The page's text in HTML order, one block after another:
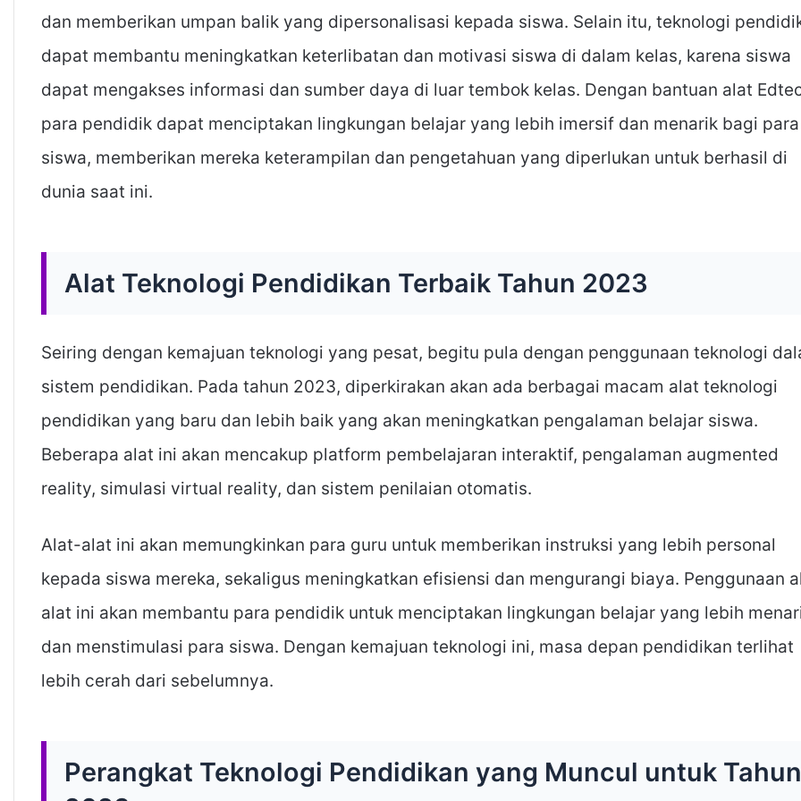
dan memberikan umpan balik yang dipersonalisasi kepada siswa. Selain itu, teknologi
dapat membantu meningkatkan keterlibatan dan motivasi siswa di dalam kelas, karena siswa
dapat mengakses informasi dan sumber daya di luar tembok kelas. Dengan bantuan alat
para pendidik dapat menciptakan lingkungan belajar yang lebih imersif dan menarik bagi para
siswa, memberikan mereka keterampilan dan pengetahuan yang diperlukan untuk berhasil di
dunia saat ini.
Alat Teknologi Pendidikan Terbaik Tahun 2023
Seiring dengan kemajuan teknologi yang pesat, begitu pula dengan penggunaan teknologi
sistem pendidikan. Pada tahun 2023, diperkirakan akan ada berbagai macam alat teknologi
pendidikan yang baru dan lebih baik yang akan meningkatkan pengalaman belajar siswa.
Beberapa alat ini akan mencakup platform pembelajaran interaktif, pengalaman augmented
reality, simulasi virtual reality, dan sistem penilaian otomatis.
Alat-alat ini akan memungkinkan para guru untuk memberikan instruksi yang lebih personal
kepada siswa mereka, sekaligus meningkatkan efisiensi dan mengurangi biaya. Penggunaan
alat ini akan membantu para pendidik untuk menciptakan lingkungan belajar yang lebih
dan menstimulasi para siswa. Dengan kemajuan teknologi ini, masa depan pendidikan terlihat
lebih cerah dari sebelumnya.
Perangkat Teknologi Pendidikan yang Muncul untuk Tahun